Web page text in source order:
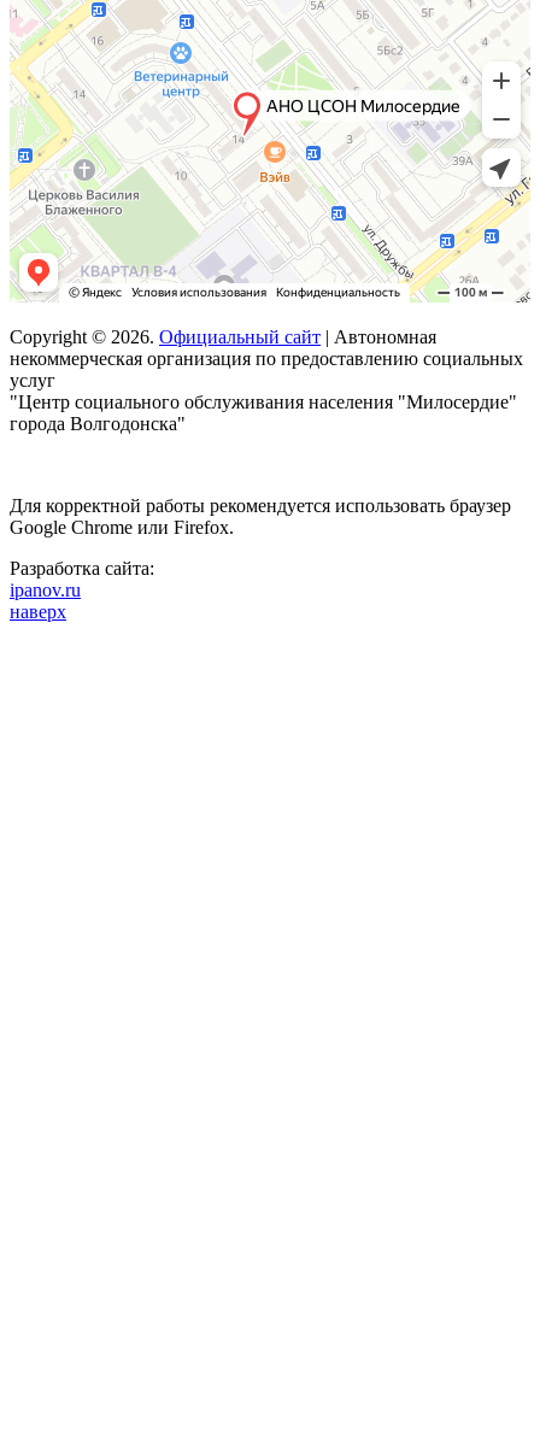
Copyright © 2026. Официальный сайт | Автономная
некоммерческая организация по предоставлению социальных
услуг
"Центр социального обслуживания населения "Милосердие"
города Волгодонска"
Для корректной работы рекомендуется использовать браузер
Google Chrome или Firefox.
Разработка сайта:
ipanov.ru
наверх